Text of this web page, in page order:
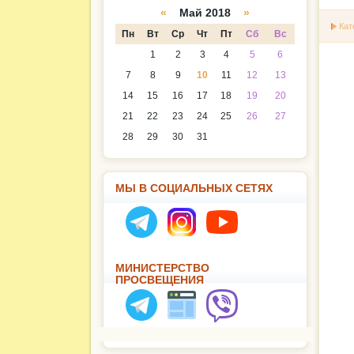
« Май 2018 »
Пн Вт Ср Чт Пт Сб
Вс
1
2 3 4 5
6
7
8 9 10 11 12
13
14
15 16 17 18 19
20
21
22 23 24 25 26
27
28
29 30 31
МЫ В СОЦИАЛЬНЫХ СЕТЯХ
МИНИСТЕРСТВО
ПРОСВЕЩЕНИЯ